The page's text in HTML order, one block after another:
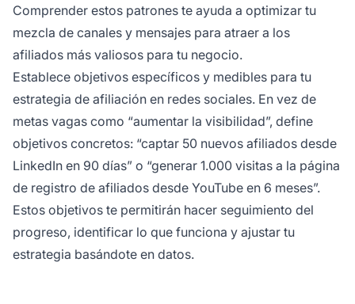
Comprender estos patrones te ayuda a optimizar tu
mezcla de canales y mensajes para atraer a los
afiliados más valiosos para tu negocio.
Establece objetivos específicos y medibles para tu
estrategia de afiliación en redes sociales. En vez de
metas vagas como “aumentar la visibilidad”, define
objetivos concretos: “captar 50 nuevos afiliados desde
LinkedIn en 90 días” o “generar 1.000 visitas a la página
de registro de afiliados desde YouTube en 6 meses”.
Estos objetivos te permitirán hacer seguimiento del
progreso, identificar lo que funciona y ajustar tu
estrategia basándote en datos.